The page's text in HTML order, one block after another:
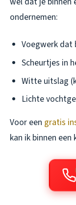
ondernemen:
Voegwerk
Scheurtjes in
Witte uitslag
Lichte
Voor een gratis
kan ik binnen